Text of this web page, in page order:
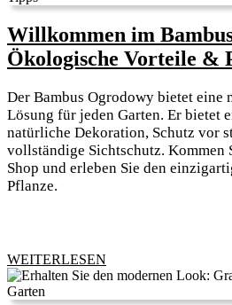
Willkommen im
Ökologische Vorteile &
Der Bambus Ogrodowy bietet eine
Lösung für jeden Garten. Er bietet
natürliche Dekoration, Schutz vor
vollständige Sichtschutz. Kommen
Shop und erleben Sie den
Pflanze.
WEITERLESEN